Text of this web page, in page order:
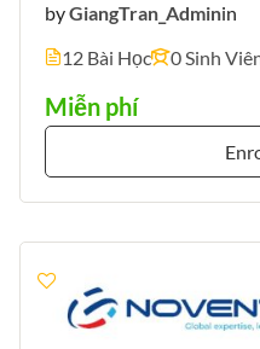
byGiangTran_Adminin
12 Bài Học
0 Sinh
Miễn phí